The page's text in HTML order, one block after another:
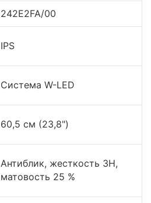
242E2FA/00
IPS
Система W-LED
60,5 см (23,8")
Антиблик, жесткость 3H,
матовость 25 %